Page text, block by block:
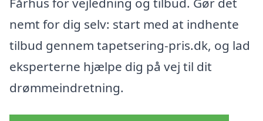
nemt for dig selv: start med at indhente
tilbud gennem tapetsering-pris.dk, og lad
eksperterne hjælpe dig på vej til dit
drømmeindretning.